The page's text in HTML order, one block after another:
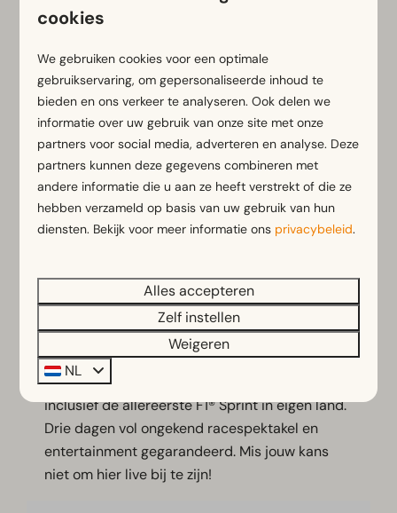
AUG
21
AUG
23
Dutch Grand Prix - Zandvoort
Circuit Zandvoort al beleefd. De allerlaatste
Dutch Grand Prix belooft een onvergetelijk
raceweekend te worden! Van 21 t/m 23
augustus 2026 sluiten we vijf jaar Formula 1-
geschiedenis in Zandvoort af met een knaller,
inclusief de allereerste F1® Sprint in eigen land.
Drie dagen vol ongekend racespektakel en
entertainment gegarandeerd. Mis jouw kans
niet om hier live bij te zijn!
cookies
We gebruiken cookies voor een optimale
gebruikservaring, om gepersonaliseerde inhoud te
bieden en ons verkeer te analyseren. Ook delen we
informatie over uw gebruik van onze site met onze
partners voor social media, adverteren en analyse. Deze
partners kunnen deze gegevens combineren met
andere informatie die u aan ze heeft verstrekt of die ze
hebben verzameld op basis van uw gebruik van hun
diensten. Bekijk voor meer informatie ons privacybeleid.
Alles accepteren
Zelf instellen
Weigeren
NL